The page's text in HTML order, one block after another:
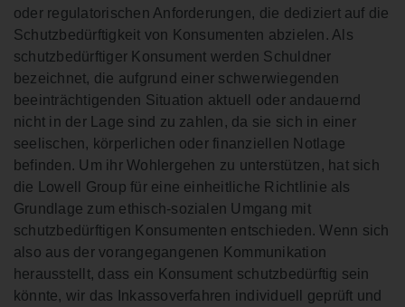
oder regulatorischen Anforderungen, die dediziert auf die
Schutzbedürftigkeit von Konsumenten abzielen. Als
schutzbedürftiger Konsument werden Schuldner
bezeichnet, die aufgrund einer schwerwiegenden
beeinträchtigenden Situation aktuell oder andauernd
nicht in der Lage sind zu zahlen, da sie sich in einer
seelischen, körperlichen oder finanziellen Notlage
befinden. Um ihr Wohlergehen zu unterstützen, hat sich
die Lowell Group für eine einheitliche Richtlinie als
Grundlage zum ethisch-sozialen Umgang mit
schutzbedürftigen Konsumenten entschieden. Wenn sich
also aus der vorangegangenen Kommunikation
herausstellt, dass ein Konsument schutzbedürftig sein
könnte, wir das Inkassoverfahren individuell geprüft und